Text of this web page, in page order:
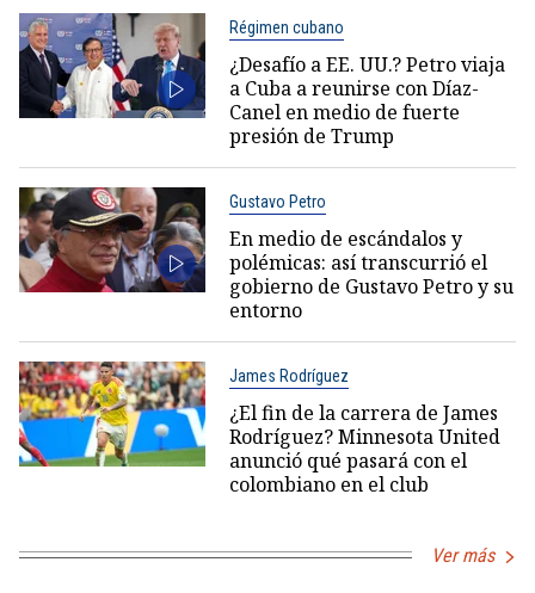
Régimen cubano
¿Desafío a EE. UU.? Petro viaja
a Cuba a reunirse con Díaz-
Canel en medio de fuerte
presión de Trump
Gustavo Petro
En medio de escándalos y
polémicas: así transcurrió el
gobierno de Gustavo Petro y su
entorno
James Rodríguez
¿El fin de la carrera de James
Rodríguez? Minnesota United
anunció qué pasará con el
colombiano en el club
Ver más